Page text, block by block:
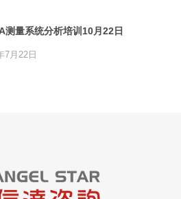
测量系统分析培训10月22日
7月22日